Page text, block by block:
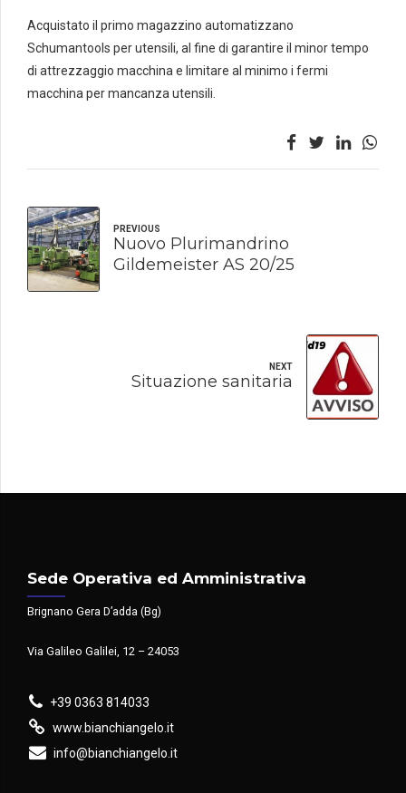
Acquistato il primo magazzino automatizzano
Schumantools per utensili, al fine di garantire il minor tempo
di attrezzaggio macchina e limitare al minimo i fermi
macchina per mancanza utensili.
PREVIOUS
Nuovo Plurimandrino
Gildemeister AS 20/25
NEXT
Situazione sanitaria
Sede Operativa ed Amministrativa
Brignano Gera D’adda (Bg)
Via Galileo Galilei, 12 – 24053
+39 0363 814033
www.bianchiangelo.it
info@bianchiangelo.it